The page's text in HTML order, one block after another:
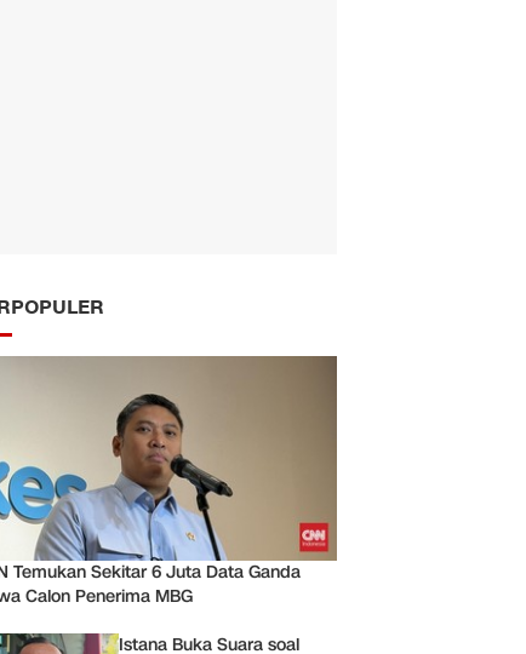
Temukan Sekitar 6 Juta Data Ganda
Calon Penerima MBG
Istana Buka Suara soal